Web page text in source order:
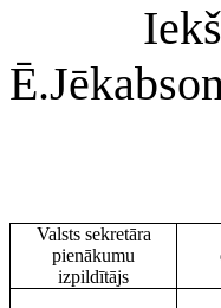
Valsts sekretāra
pienākumu
izpildītājs